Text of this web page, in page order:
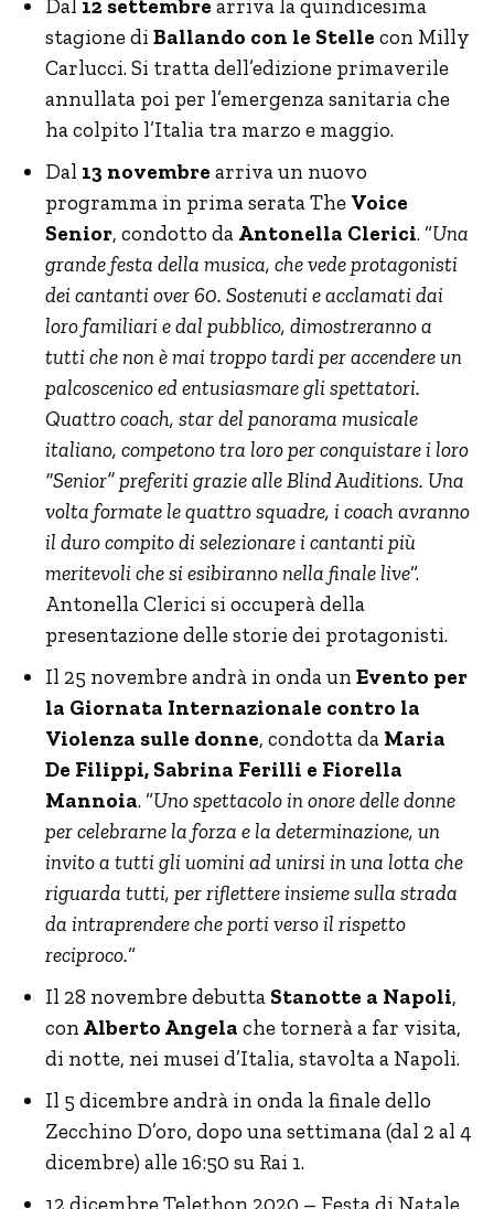
Dal 12 settembre arriva la quindicesima
stagione di Ballando con le Stelle con Milly
Carlucci. Si tratta dell’edizione primaverile
annullata poi per l’emergenza sanitaria che
ha colpito l’Italia tra marzo e maggio.
Dal 13 novembre arriva un nuovo
programma in prima serata The Voice
Senior, condotto da Antonella Clerici. “Una
grande festa della musica, che vede protagonisti
dei cantanti over 60. Sostenuti e acclamati dai
loro familiari e dal pubblico, dimostreranno a
tutti che non è mai troppo tardi per accendere un
palcoscenico ed entusiasmare gli spettatori.
Quattro coach, star del panorama musicale
italiano, competono tra loro per conquistare i loro
“Senior” preferiti grazie alle Blind Auditions. Una
volta formate le quattro squadre, i coach avranno
il duro compito di selezionare i cantanti più
meritevoli che si esibiranno nella finale live“.
Antonella Clerici si occuperà della
presentazione delle storie dei protagonisti.
Il 25 novembre andrà in onda un Evento per
la Giornata Internazionale contro la
Violenza sulle donne, condotta da Maria
De Filippi, Sabrina Ferilli e Fiorella
Mannoia. “Uno spettacolo in onore delle donne
per celebrarne la forza e la determinazione, un
invito a tutti gli uomini ad unirsi in una lotta che
riguarda tutti, per riflettere insieme sulla strada
da intraprendere che porti verso il rispetto
reciproco.“
Il 28 novembre debutta Stanotte a Napoli,
con Alberto Angela che tornerà a far visita,
di notte, nei musei d’Italia, stavolta a Napoli.
Il 5 dicembre andrà in onda la finale dello
Zecchino D’oro, dopo una settimana (dal 2 al 4
dicembre) alle 16:50 su Rai 1.